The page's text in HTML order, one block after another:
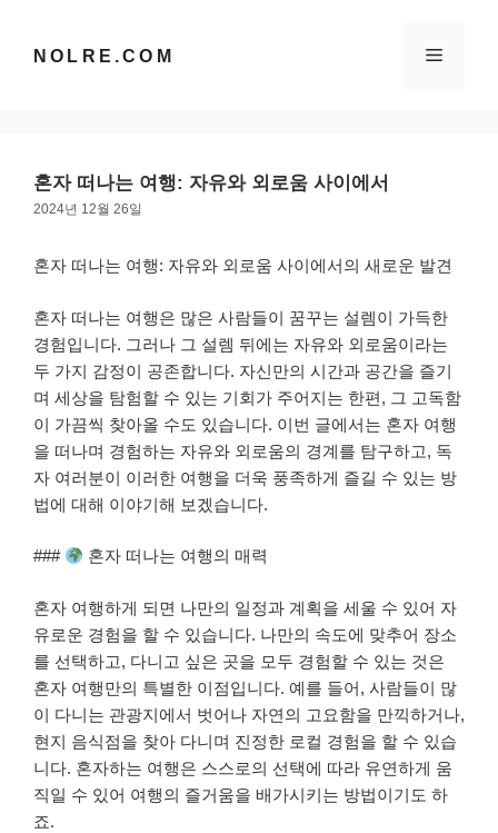
NOLRE.COM 메
혼자 떠나는 여행: 자유와 외로움 사이에서
2024년 12월 26일
혼자 떠나는 여행: 자유와 외로움 사이에서의 새로운 발견
혼자 떠나는 여행은 많은 사람들이 꿈꾸는 설렘이 가득한
경험입니다. 그러나 그 설렘 뒤에는 자유와 외로움이라는
두 가지 감정이 공존합니다. 자신만의 시간과 공간을 즐기
며 세상을 탐험할 수 있는 기회가 주어지는 한편, 그 고독함
이 가끔씩 찾아올 수도 있습니다. 이번 글에서는 혼자 여행
을 떠나며 경험하는 자유와 외로움의 경계를 탐구하고, 독
자 여러분이 이러한 여행을 더욱 풍족하게 즐길 수 있는 방
법에 대해 이야기해 보겠습니다.
### 혼자 떠나는 여행의 매력
혼자 여행하게 되면 나만의 일정과 계획을 세울 수 있어 자
유로운 경험을 할 수 있습니다. 나만의 속도에 맞추어 장소
를 선택하고, 다니고 싶은 곳을 모두 경험할 수 있는 것은
혼자 여행만의 특별한 이점입니다. 예를 들어, 사람들이 많
이 다니는 관광지에서 벗어나 자연의 고요함을 만끽하거나,
현지 음식점을 찾아 다니며 진정한 로컬 경험을 할 수 있습
니다. 혼자하는 여행은 스스로의 선택에 따라 유연하게 움
직일 수 있어 여행의 즐거움을 배가시키는 방법이기도 하
죠.